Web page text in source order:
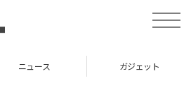
toggle
ニュース ガジェット